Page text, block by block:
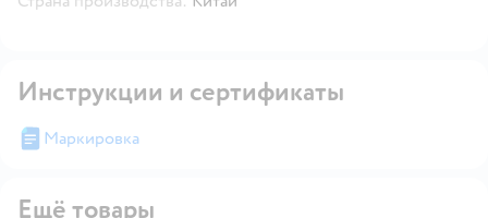
Инструкции и сертификаты
Маркировка
Ещё товары